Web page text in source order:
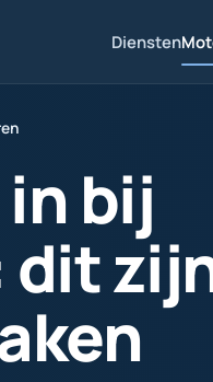
Diensten
bij
dit